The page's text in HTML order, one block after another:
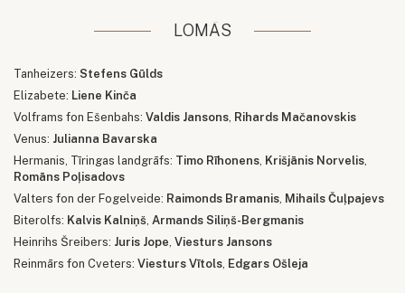
LOMĀS
Tanheizers: Stefens Gūlds
Elizabete: Liene Kinča
Volframs fon Ešenbahs: Valdis Jansons, Rihards Mačanovskis
Venus: Julianna Bavarska
Hermanis, Tīringas landgrāfs: Timo Rīhonens, Krišjānis Norvelis,
Romāns Poļisadovs
Valters fon der Fogelveide: Raimonds Bramanis, Mihails Čuļpajevs
Biterolfs: Kalvis Kalniņš, Armands Siliņš-Bergmanis
Heinrihs Šreibers: Juris Jope, Viesturs Jansons
Reinmārs fon Cveters: Viesturs Vītols, Edgars Ošleja